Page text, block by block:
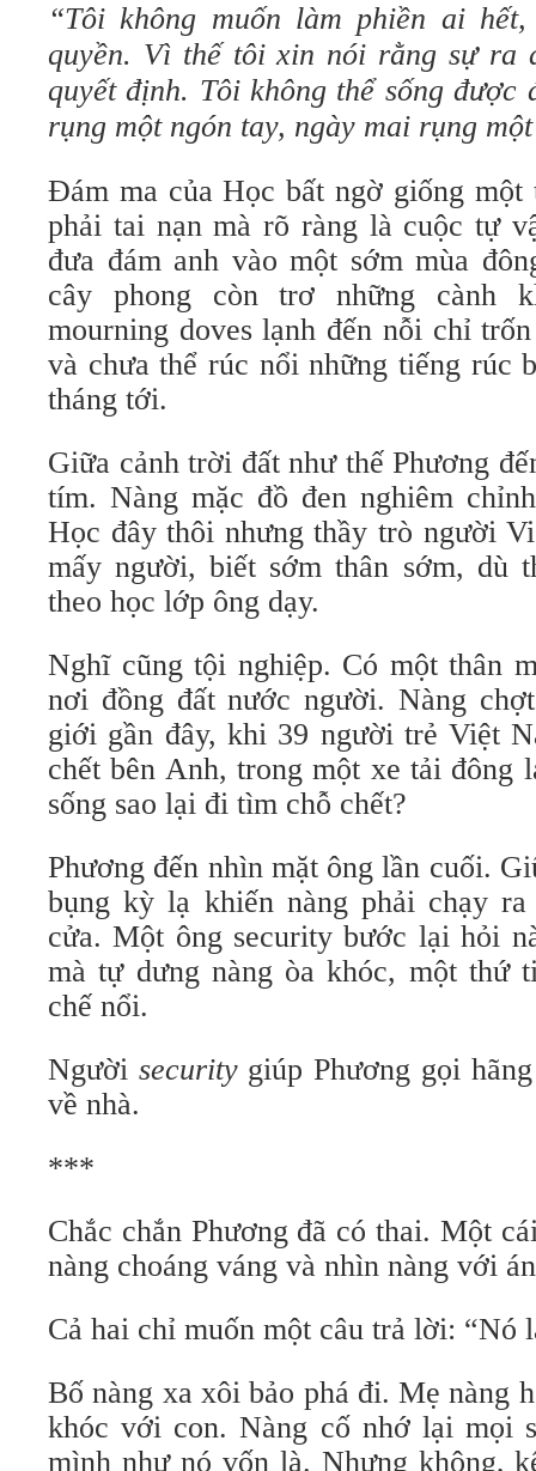
“Tôi không muốn làm phiền ai
quyền. Vì thế tôi xin nói rằng sự
quyết định. Tôi không thể sống được
rụng một ngón tay, ngày mai rụng
Đám ma của Học bất ngờ giống một
phải tai nạn mà rõ ràng là cuộc tự
đưa đám anh vào một sớm mùa
cây phong còn trơ những cành
mourning doves lạnh đến nỗi chỉ
và chưa thể rúc nổi những tiếng rúc
tháng tới.
Giữa cảnh trời đất như thế Phương
tím. Nàng mặc đồ đen nghiêm
Học đây thôi nhưng thầy trò người
mấy người, biết sớm thân sớm, dù
theo học lớp ông dạy.
Nghĩ cũng tội nghiệp. Có một thân
nơi đồng đất nước người. Nàng
giới gần đây, khi 39 người trẻ Việt
chết bên Anh, trong một xe tải đông
sống sao lại đi tìm chỗ chết?
Phương đến nhìn mặt ông lần cuối.
bụng kỳ lạ khiến nàng phải chạy
cửa. Một ông security bước lại hỏi
mà tự dưng nàng òa khóc, một thứ
chế nổi.
Người securitygiúp Phương gọi
về nhà.
***
Chắc chắn Phương đã có thai. Một
nàng choáng váng và nhìn nàng với
Cả hai chỉ muốn một câu trả lời: “Nó
Bố nàng xa xôi bảo phá đi. Mẹ nàng
khóc với con. Nàng cố nhớ lại mọi
mình như nó vốn là. Nhưng không,